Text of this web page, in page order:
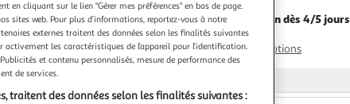
Livraison dès 4/5 jours
4,99€
Plus d'options
cliquant sur le lien "Gérer mes préférences" en bas de page.
sites web. Pour plus d’informations, reportez-vous à notre
externes traitent des données selon les finalités suivantes
les caractéristiques de l’appareil pour l’identification.
et contenu personnalisés, mesure de performance des
de services.
traitent des données selon les finalités suivantes :